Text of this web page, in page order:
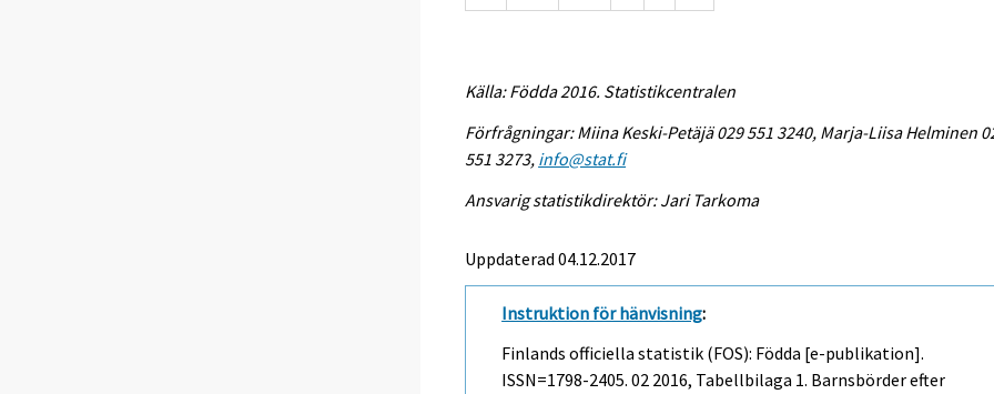
Källa: Födda 2016. Statistikcentralen
Förfrågningar: Miina Keski-Petäjä 029 551 3240, Marja-Liisa Helminen
551 3273, info@stat.fi
Ansvarig statistikdirektör: Jari Tarkoma
Uppdaterad 04.12.2017
Instruktion för hänvisning:
Finlands officiella statistik (FOS): Födda [e-publikation].
ISSN=1798-2405.02 2016, Tabellbilaga 1. Barnsbörder efter